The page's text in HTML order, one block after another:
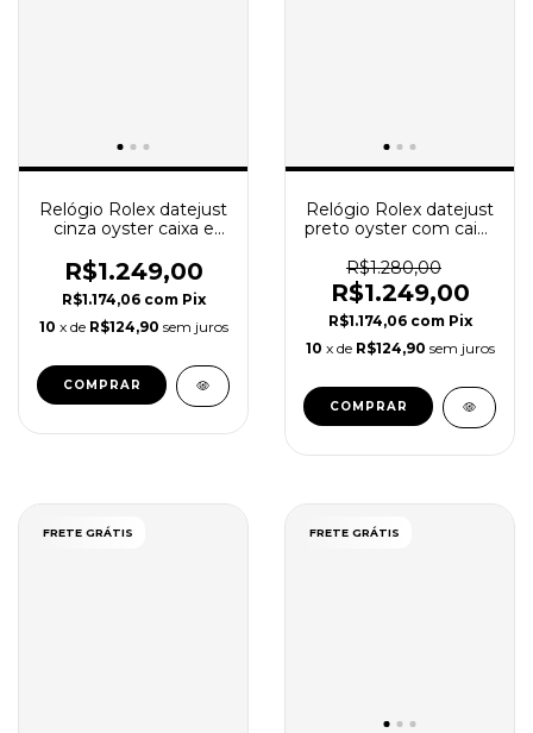
Relógio Rolex datejust
cinza oyster caixa e
R$1.249,00
R$1.174,06 com Pix
10 x de R$124,90 sem juros
Relógio Rolex datejust
preto oyster com caixa
R$1.280,00
R$1.249,00
R$1.174,06 com Pix
10 x de R$124,90 sem juros
FRETE GRÁTIS FRETE GRÁTIS